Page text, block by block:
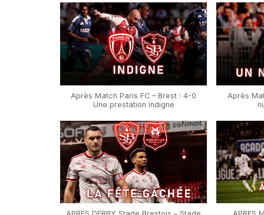
Après Match Paris FC – Brest : 4-0
Une prestation indigne
Après